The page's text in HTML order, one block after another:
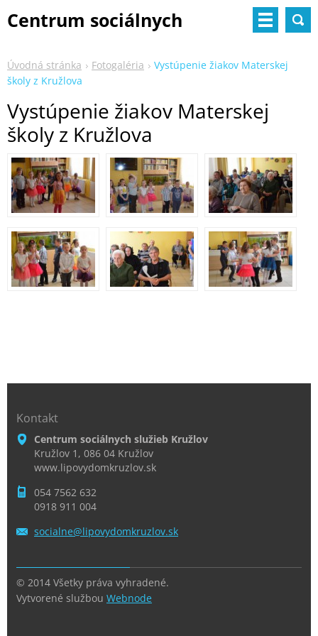
Centrum sociálnych
Úvodná stránka Fotogaléria
Vystúpenie žiakov Materskej
školy z Kružlova
Vystúpenie žiakov Materskej
školy z Kružlova
Kontakt
Centrum sociálnych služieb Kružlov
Kružlov 1, 086 04 Kružlov
www.lipovydomkruzlov.sk
054 7562 632
0918 911 004
socialne@lipovydomkruzlov.sk
© 2014 Všetky práva vyhradené.
Vytvorené službou Webnode